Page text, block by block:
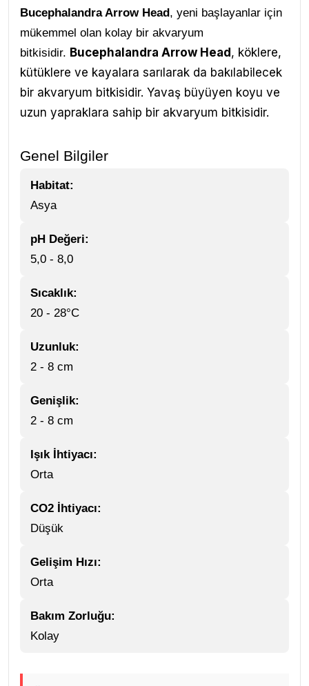
Bucephalandra Arrow Head , yeni başlayanlar için
mükemmel olan kolay bir akvaryum
bitkisidir. Bucephalandra Arrow Head , köklere,
kütüklere ve kayalara sarılarak da bakılabilecek
bir akvaryum bitkisidir. Yavaş büyüyen koyu ve
uzun yapraklara sahip bir akvaryum bitkisidir.
Genel Bilgiler
Habitat:
Asya
pH Değeri:
5,0 - 8,0
Sıcaklık:
20 - 28°C
Uzunluk:
2 - 8 cm
Genişlik:
2 - 8 cm
Işık İhtiyacı:
Orta
CO2 İhtiyacı:
Düşük
Gelişim Hızı:
Orta
Bakım Zorluğu:
Kolay